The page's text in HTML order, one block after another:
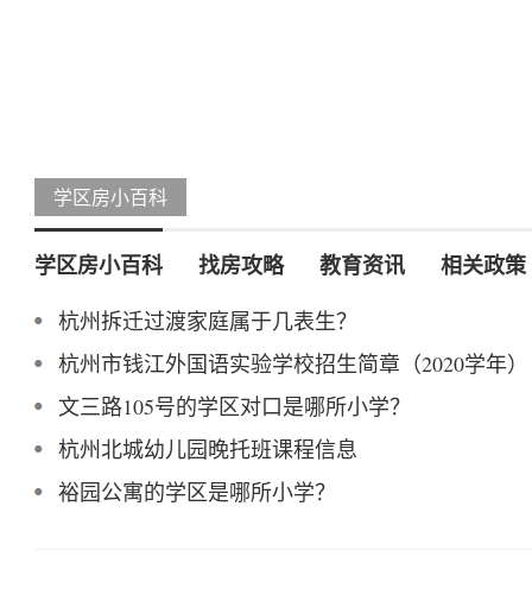
学区房小百科
学区房小百科 找房攻略 教育资讯 相关政策
杭州拆迁过渡家庭属于几表生？
杭州市钱江外国语实验学校招生简章（2020学年）
文三路105号的学区对口是哪所小学？
杭州北城幼儿园晚托班课程信息
裕园公寓的学区是哪所小学？